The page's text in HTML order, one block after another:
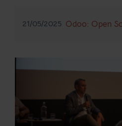
21/05/2025 Odoo: Open
grande